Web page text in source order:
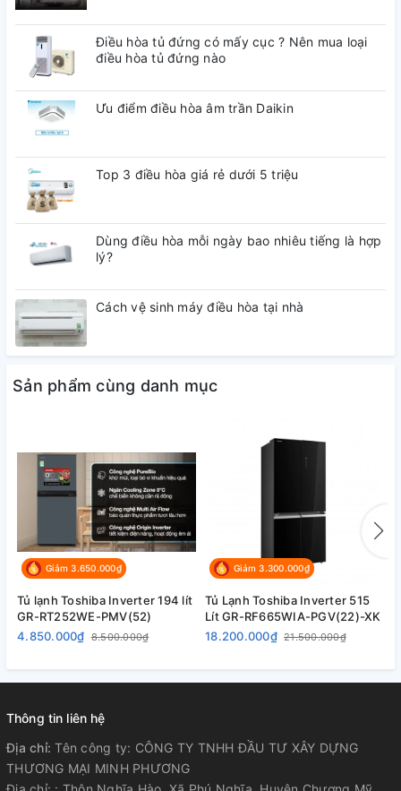
Thái Lan
Mức tiêu thụ điện năng
Công suất tiêu thụ công bố theo TCVN:
~ 0.77 kW/ngày
Origin Inverter
Công nghệ bảo quản và làm lạnh
Công nghệ làm lạnh:
Công nghệ bảo quản thực phẩm:
Bảo quản thực phẩm với công nghệ Multi Air FlowNgăn
Thông tin lắp đặt
Kích thước - Khối lượng:
Cao 127.5 cm - Rộng 54.5 cm - Sâu 61 cm - Nặng 36 kg
Điều hòa tủ đứng có mấy cục ? Nên mua loại
điều hòa tủ đứng nào
Ưu điểm điều hòa âm trần Daikin
Top 3 điều hòa giá rẻ dưới 5 triệu
Dùng điều hòa mỗi ngày bao nhiêu tiếng là hợp
lý?
Cách vệ sinh máy điều hòa tại nhà
Sản phẩm cùng danh mục
Giảm 3.650.000₫
Tủ lạnh Toshiba Inverter 194 lít
GR-RT252WE-PMV(52)
4.850.000₫ 8.500.000₫
Giảm 3.300.000₫
Tủ Lạnh Toshiba Inverter 515
Lít GR-RF665WIA-PGV(22)-XK
18.200.000₫ 21.500.000₫
Thông tin liên hệ
Địa chỉ:Tên công ty: CÔNG TY TNHH ĐẦU TƯ XÂY DỰNG
THƯƠNG MẠI MINH PHƯƠNG